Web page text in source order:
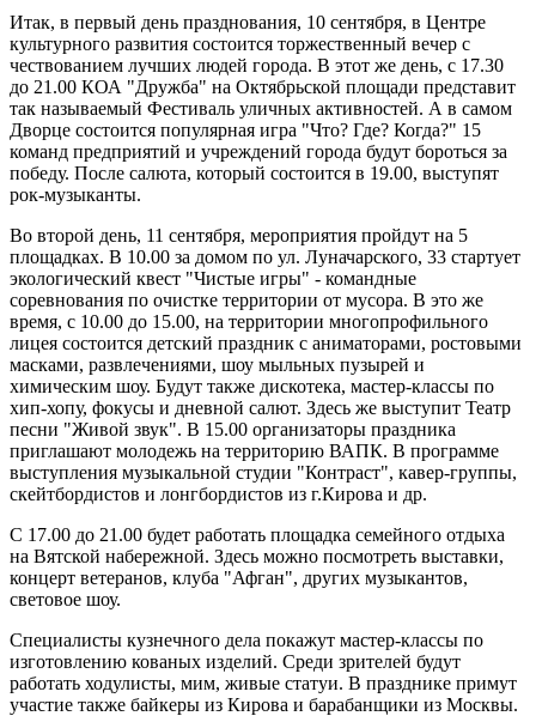
Итак, в первый день празднования, 10 сентября, в Центре
культурного развития состоится торжественный вечер с
чествованием лучших людей города. В этот же день, с 17.30
до 21.00 КОА "Дружба" на Октябрьской площади представит
так называемый Фестиваль уличных активностей. А в самом
Дворце состоится популярная игра "Что? Где? Когда?" 15
команд предприятий и учреждений города будут бороться за
победу. После салюта, который состоится в 19.00, выступят
рок-музыканты.
Во второй день, 11 сентября, мероприятия пройдут на 5
площадках. В 10.00 за домом по ул. Луначарского, 33 стартует
экологический квест "Чистые игры" - командные
соревнования по очистке территории от мусора. В это же
время, с 10.00 до 15.00, на территории многопрофильного
лицея состоится детский праздник с аниматорами, ростовыми
масками, развлечениями, шоу мыльных пузырей и
химическим шоу. Будут также дискотека, мастер-классы по
хип-хопу, фокусы и дневной салют. Здесь же выступит Театр
песни "Живой звук". В 15.00 организаторы праздника
приглашают молодежь на территорию ВАПК. В программе
выступления музыкальной студии "Контраст", кавер-группы,
скейтбордистов и лонгбордистов из г.Кирова и др.
С 17.00 до 21.00 будет работать площадка семейного отдыха
на Вятской набережной. Здесь можно посмотреть выставки,
концерт ветеранов, клуба "Афган", других музыкантов,
световое шоу.
Специалисты кузнечного дела покажут мастер-классы по
изготовлению кованых изделий. Среди зрителей будут
работать ходулисты, мим, живые статуи. В празднике примут
участие также байкеры из Кирова и барабанщики из Москвы.